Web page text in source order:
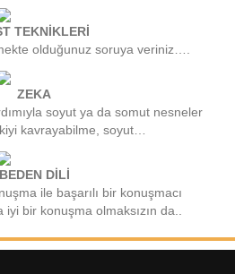
TEKNİKLERİ
olduğunuz soruya veriniz….
ZEKA
soyut ya da somut nesneler
kavrayabilme, soyut…
BEDEN DİLİ
ile başarılı bir konuşmacı
iyi bir konuşma olmaksızın da..